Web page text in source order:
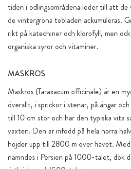
tiden i odlingsområdena leder till att de
de vintergröna tebladen ackumuleras.
rikt på katechiner och klorofyll, men
organiska syror och vitaminer.
MASKROS
Maskros (Taraxacum officinale) är en
överallt, i sprickor i stenar, på ängar
till 10 cm stor och har den typiska vita
växten. Den är infödd på hela norra
höjder upp till 2800 m över havet.
nämndes i Persien på 1000-talet, dök